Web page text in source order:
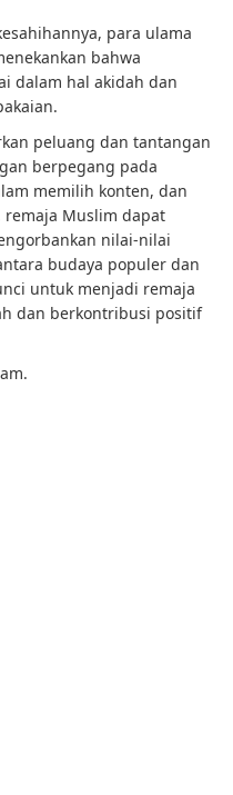
para ulama
bahwa
dalam hal akidah dan
peluang dan tantangan
berpegang pada
memilih konten, dan
Muslim dapat
nilai-nilai
budaya populer dan
untuk menjadi remaja
dan berkontribusi positif